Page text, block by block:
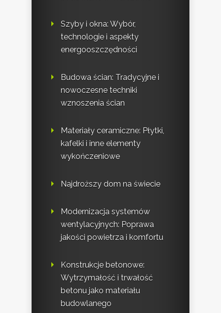
Szyby i okna: Wybór,
technologie i aspekty
energooszczędności
Budowa ścian: Tradycyjne i
nowoczesne techniki
wznoszenia ścian
Materiały ceramiczne: Płytki,
kafelki i inne elementy
wykończeniowe
Najdroższy dom na świecie
Modernizacja systemów
wentylacyjnych: Poprawa
jakości powietrza i komfortu
Konstrukcje betonowe:
Wytrzymałość i trwałość
betonu jako materiału
budowlanego